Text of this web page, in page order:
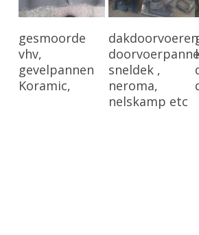
Bekijk Product
gesmoorde
vhv,
gevelpannen
Koramic,
Bekijk Product
sneldek ,
neroma,
nelskamp etc